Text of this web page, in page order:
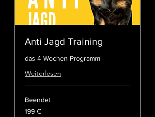
Anti Jagd Training
das 4 Wochen Programm
Weiterlesen
Beendet
199
Euro
199 €